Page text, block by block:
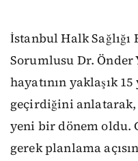
İstanbul Halk Sağlığı
Sorumlusu Dr. Önder
hayatının yaklaşık
geçirdiğini anlatarak,
yeni bir dönem oldu.
gerek planlama